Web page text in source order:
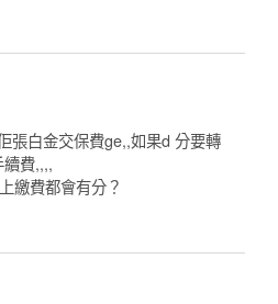
張白金交保費ge,,如果d 分要轉
費,,,,
繳費都會有分？